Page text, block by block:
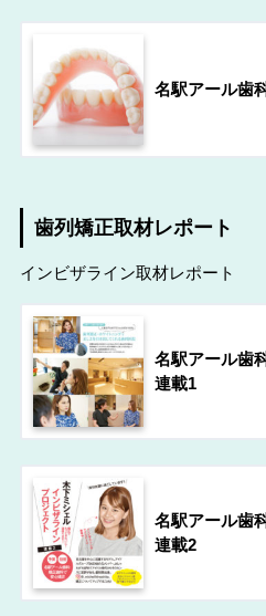
名駅アール歯
歯列矯正取材レポート
インビザライン取材レポート
名駅アール歯
連載1
名駅アール歯
連載2